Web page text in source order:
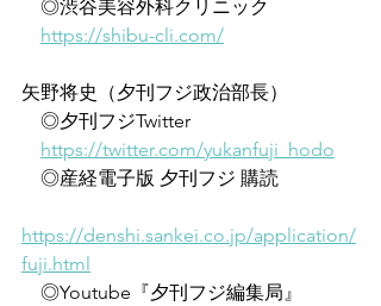
◎渋谷美容外科クリニック
https://shibu-cli.com/
矢野将史（夕刊フジ政治部長）
◎夕刊フジTwitter
https://twitter.com/yukanfuji_hodo
◎産経電子版 夕刊フジ 購読
https://denshi.sankei.co.jp/application/
fuji.html
◎Youtube『夕刊フジ編集局』